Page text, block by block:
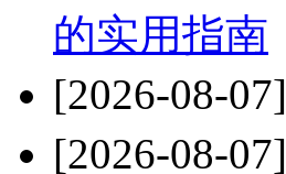
的实用指南
[2026-08-07]
[2026-08-07]